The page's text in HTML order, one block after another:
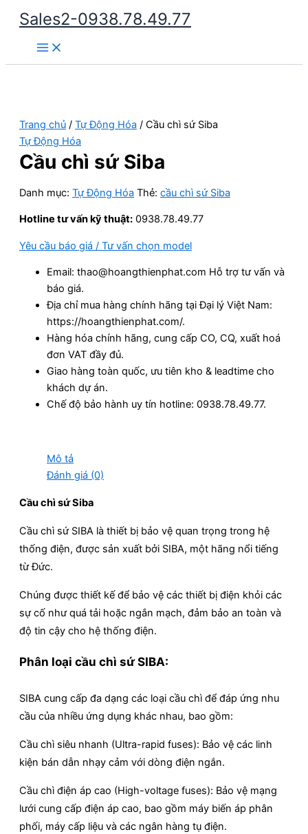
Nhảy
dung
Sales2-0938.78.49.77
Main
Menu
Trang chủ / Tự Động Hóa / Cầu chì sứ Siba
Tự Động Hóa
Cầu chì sứ Siba
Danh mục: Tự Động Hóa Thẻ: cầu chì sứ Siba
Hotline tư vấn kỹ thuật: 0938.78.49.77
Yêu cầu báo giá / Tư vấn chọn model
Email: thao@hoangthienphat.com Hỗ trợ tư vấn và
báo giá.
Địa chỉ mua hàng chính hãng tại Đại lý Việt Nam:
https://hoangthienphat.com/.
Hàng hóa chính hãng, cung cấp CO, CQ, xuất hoá
đơn VAT đầy đủ.
Giao hàng toàn quốc, ưu tiên kho & leadtime cho
khách dự án.
Chế độ bảo hành uy tín hotline: 0938.78.49.77.
Mô tả
Đánh giá (0)
Cầu chì sứ Siba
Cầu chì sứ SIBA là thiết bị bảo vệ quan trọng trong hệ
thống điện, được sản xuất bởi SIBA, một hãng nổi tiếng
từ Đức.
Chúng được thiết kế để bảo vệ các thiết bị điện khỏi các
sự cố như quá tải hoặc ngắn mạch, đảm bảo an toàn và
độ tin cậy cho hệ thống điện.
Phân loại cầu chì sứ SIBA:
SIBA cung cấp đa dạng các loại cầu chì để đáp ứng nhu
cầu của nhiều ứng dụng khác nhau, bao gồm:
Cầu chì siêu nhanh (Ultra-rapid fuses): Bảo vệ các linh
kiện bán dẫn nhạy cảm với dòng điện ngắn.
Cầu chì điện áp cao (High-voltage fuses): Bảo vệ mạng
lưới cung cấp điện áp cao, bao gồm máy biến áp phân
phối, máy cấp liệu và các ngân hàng tụ điện.